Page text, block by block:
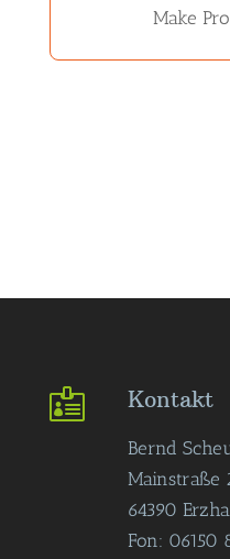
Make
 Kontakt
Bernd
Mainstraße
64390
Fon: 06150